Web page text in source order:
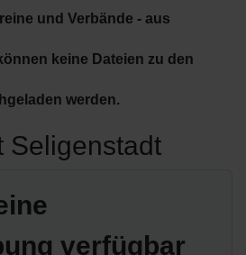
und Verbände - aus
keine Dateien zu den
werden.
Seligenstadt
verfügbar